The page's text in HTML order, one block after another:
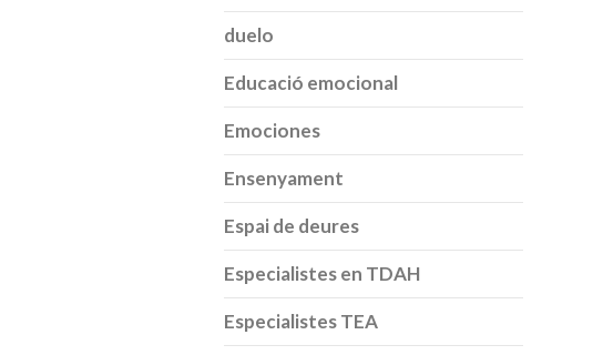
duelo
Educació emocional
Emociones
Ensenyament
Espai de deures
Especialistes en TDAH
Especialistes TEA